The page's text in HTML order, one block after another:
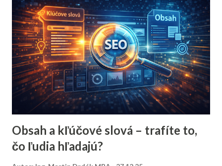
umožní zlepšenie výsledkov bez tvorby nového obsahu .
Prečo je štruktúra webu kľúčová pre SEO Štruktúra webu
určuje, ako: Google prechádza stránky (crawl), rozumie
vzťahom medzi nimi, priraďuje autoritu (link equity), a ktoré
stránky považuje za najdôležitejšie. Ak je štruktúra
neprehľadná alebo príliš h...
Obsah a kľúčové slová – trafíte to,
čo ľudia hľadajú?